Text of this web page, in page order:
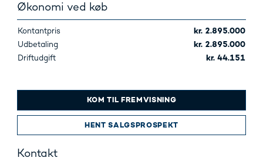
Økonomi ved køb
Kontantpris
kr. 2.895.000
Udbetaling
kr. 2.895.000
Driftudgift
kr. 44.151
KOM TIL FREMVISNING
HENT SALGSPROSPEKT
Kontakt